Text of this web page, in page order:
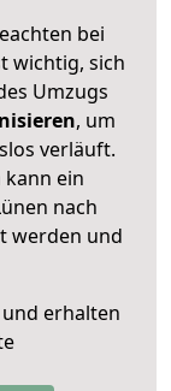
bei
wichtig, sich
Umzugs
, um
verläuft.
ein
nach
werden und
erhalten